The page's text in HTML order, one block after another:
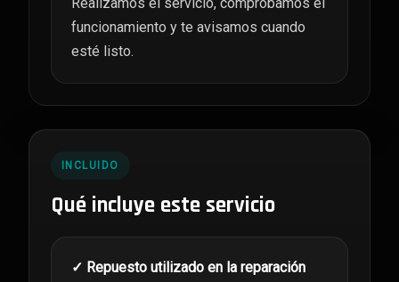
funcionamiento y te avisamos cuando
esté listo.
INCLUIDO
Qué incluye este servicio
✓ Repuesto utilizado en la reparación